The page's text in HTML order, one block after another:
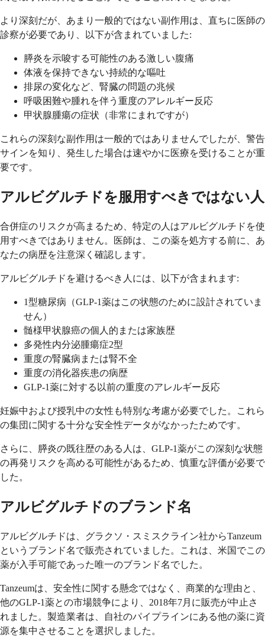
より深刻だが、あまり一般的ではない副作用は、直ちに医師の
診察が必要であり、以下が含まれていました:
膵炎を示唆する可能性のある激しい腹痛
体液を保持できない持続的な嘔吐
排尿の変化など、腎臓の問題の兆候
呼吸困難や腫れを伴う重度のアレルギー反応
甲状腺腫瘍の症状（非常にまれですが）
これらの深刻な副作用は一般的ではありませんでしたが、警告
サインを知り、発生した場合は速やかに医療を受けることが重
要です。
アルビグルチドを服用すべきではない人
合併症のリスクが高まるため、特定の人はアルビグルチドを使
用すべきではありません。医師は、この薬を処方する前に、あ
なたの病歴を注意深く確認します。
アルビグルチドを避けるべき人には、以下が含まれます:
1型糖尿病（GLP-1薬はこの状態のために設計されていま
せん）
髄様甲状腺癌の個人的または家族歴
多発性内分泌腫瘍症2型
重度の腎臓病または腎不全
重度の消化器疾患の病歴
GLP-1薬に対する以前の重度のアレルギー反応
妊娠中および授乳中の女性も特別な考慮が必要でした。これら
の集団に関する十分な安全性データがなかったためです。
さらに、膵炎の既往歴のある人は、GLP-1薬がこの深刻な状態
の再発リスクを高める可能性があるため、慎重な評価が必要で
した。
アルビグルチドのブランド名
アルビグルチドは、グラクソ・スミスクライン社からTanzeum
というブランド名で販売されていました。これは、米国でこの
薬が入手可能であった唯一のブランド名でした。
Tanzeumは、安全性に関する懸念ではなく、商業的な理由と、
他のGLP-1薬との市場競争により、2018年7月に販売が中止さ
れました。製造業者は、自社のパイプラインにある他の薬に資
源を集中させることを選択しました。